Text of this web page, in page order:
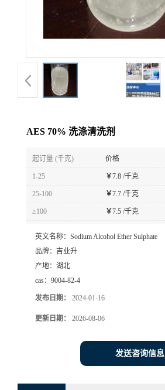
AES 70% 洗涤清洗剂
起订量 (千克) 价格
1-25 ￥7.8 /千克
25-100 ￥7.7 /千克
≥100 ￥7.5 /千克
英文名称： Sodium Alcohol Ether Sulphate
品牌： 吉业升
产地： 湖北
cas： 9004-82-4
发布日期： 2024-01-16
更新日期： 2026-08-06
发送咨询信息